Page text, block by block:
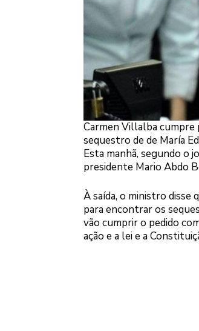
Carmen Villalba cumpre
sequestro de de María
Esta manhã, segundo o
presidente Mario Abdo
À saída, o ministro disse
para encontrar os
vão cumprir o pedido
ação e a lei e a